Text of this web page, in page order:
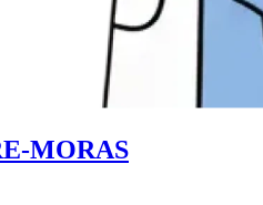
MORAS